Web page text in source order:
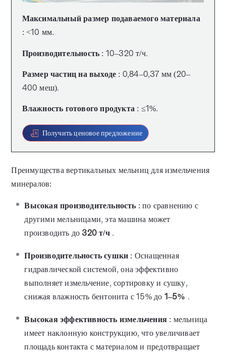
Максимальный размер подаваемого материала
: <10 мм.
Производительность : 10–320 т/ч.
Размер частиц на выходе : 0,84–0,37 мм (20–
400 меш).
Влажность готового продукта: ≤1%.
Получить ценовое предложение
Преимущества вертикальных мельниц для измельчения
минералов:
Высокая производительность : по сравнению с
другими мельницами, эта машина может
производить до 320 т/ч.
Производительность сушки : Оснащенная
гидравлической системой, она эффективно
выполняет измельчение, сортировку и сушку,
снижая влажность бентонита с 15% до 1–5% .
Высокая эффективность измельчения : мельница
имеет наклонную конструкцию, что увеличивает
площадь контакта с материалом и предотвращает